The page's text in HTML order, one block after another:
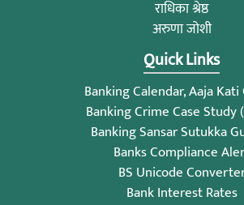
राधिका श्रेष्ठ
अरुणा जोशी
Quick Links
Banking Calendar, Aaja Kati
Banking Crime Case Study
Banking Sansar Sutukka
Banks Compliance
BS Unicode
Bank Interest Rates